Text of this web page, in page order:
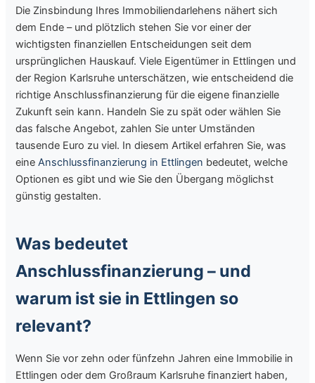
Die Zinsbindung Ihres Immobiliendarlehens nähert sich
dem Ende – und plötzlich stehen Sie vor einer der
wichtigsten finanziellen Entscheidungen seit dem
ursprünglichen Hauskauf. Viele Eigentümer in Ettlingen und
der Region Karlsruhe unterschätzen, wie entscheidend die
richtige Anschlussfinanzierung für die eigene finanzielle
Zukunft sein kann. Handeln Sie zu spät oder wählen Sie
das falsche Angebot, zahlen Sie unter Umständen
tausende Euro zu viel. In diesem Artikel erfahren Sie, was
eineAnschlussfinanzierung in Ettlingen bedeutet, welche
Optionen es gibt und wie Sie den Übergang möglichst
günstig gestalten.
Was bedeutet
Anschlussfinanzierung – und
warum ist sie in Ettlingen so
relevant?
Wenn Sie vor zehn oder fünfzehn Jahren eine Immobilie in
Ettlingen oder dem Großraum Karlsruhe finanziert haben,